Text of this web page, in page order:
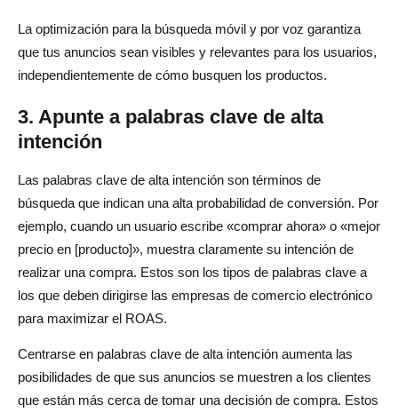
La optimización para la búsqueda móvil y por voz garantiza
que tus anuncios sean visibles y relevantes para los usuarios,
independientemente de cómo busquen los productos.
3. Apunte a palabras clave de alta
intención
Las palabras clave de alta intención son términos de
búsqueda que indican una alta probabilidad de conversión. Por
ejemplo, cuando un usuario escribe «comprar ahora» o «mejor
precio en [producto]», muestra claramente su intención de
realizar una compra. Estos son los tipos de palabras clave a
los que deben dirigirse las empresas de comercio electrónico
para maximizar el ROAS.
Centrarse en palabras clave de alta intención aumenta las
posibilidades de que sus anuncios se muestren a los clientes
que están más cerca de tomar una decisión de compra. Estos